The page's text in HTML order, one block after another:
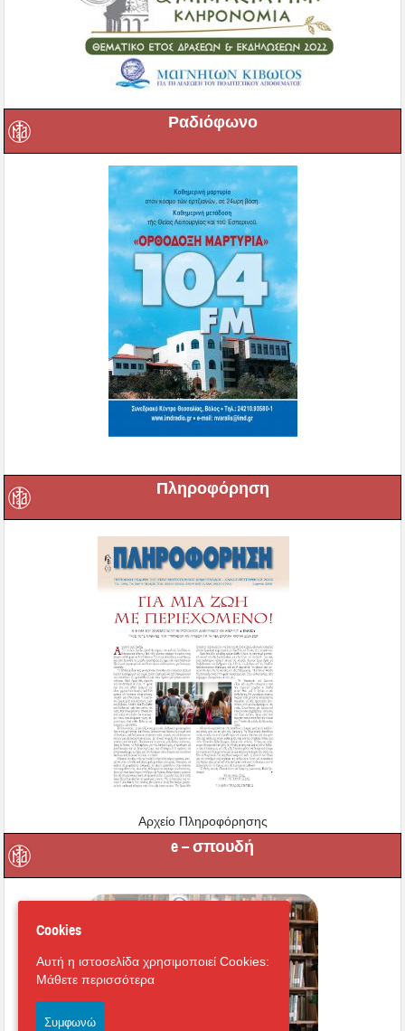
Ραδιόφωνο
Πληροφόρηση
Αρχείο Πληροφόρησης
e – σπουδή
Cookies
Αυτή η ιστοσελίδα χρησιμοποιεί Cookies:
Μάθετε περισσότερα
Συμφωνώ